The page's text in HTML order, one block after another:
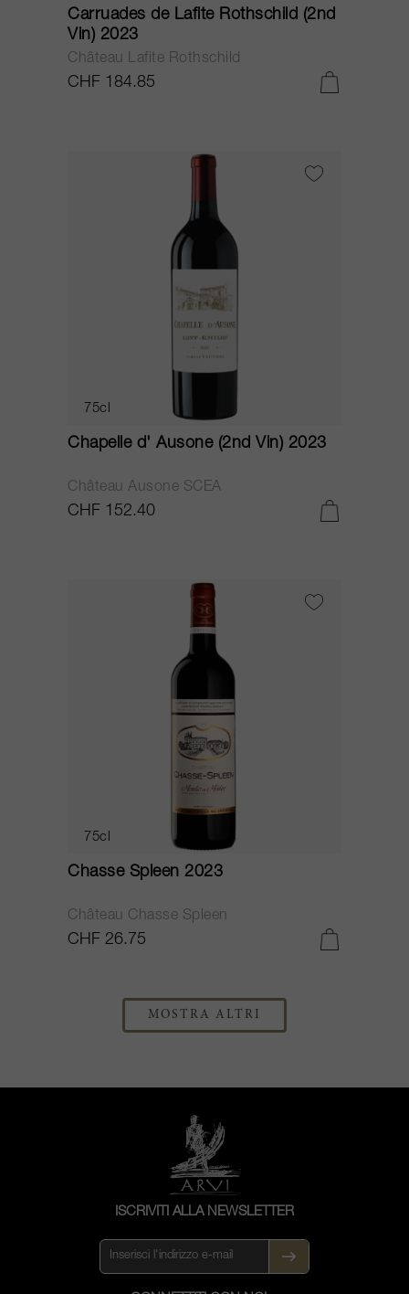
Carruades de Lafite Rothschild (2nd
Vin) 2023
Château Lafite Rothschild
CHF 184.85
75cl
Chapelle d' Ausone (2nd Vin) 2023
Château Ausone SCEA
CHF 152.40
75cl
Chasse Spleen 2023
Château Chasse Spleen
CHF 26.75
MOSTRA ALTRI
ISCRIVITI ALLA NEWSLETTER